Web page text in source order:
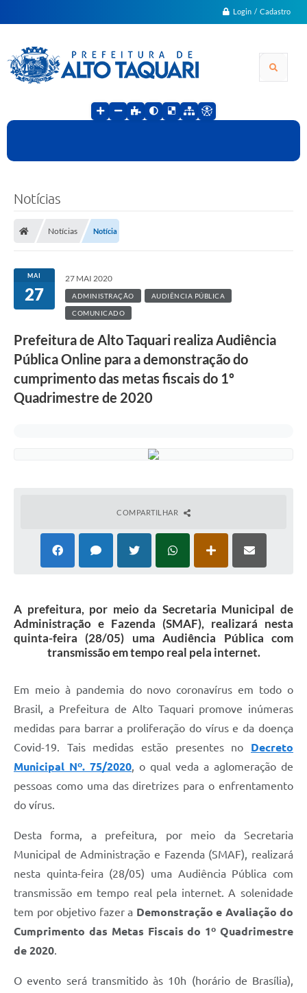
Login / Cadastro
Notícias
Notícias Notícia
MAI
27
27 MAI 2020
ADMINISTRAÇÃO AUDIÊNCIA PÚBLICA
COMUNICADO
Prefeitura de Alto Taquari realiza Audiência
Pública Online para a demonstração do
cumprimento das metas fiscais do 1º
Quadrimestre de 2020
COMPARTILHAR
A prefeitura, por meio da Secretaria Municipal de
Administração e Fazenda (SMAF), realizará nesta
quinta-feira (28/05) uma Audiência Pública com
transmissão em tempo real pela internet.
Em meio à pandemia do novo coronavírus em todo o
Brasil, a Prefeitura de Alto Taquari promove inúmeras
medidas para barrar a proliferação do vírus e da doença
Covid-19. Tais medidas estão presentes no Decreto
Municipal Nº. 75/2020, o qual veda a aglomeração de
pessoas como uma das diretrizes para o enfrentamento
do vírus.
Desta forma, a prefeitura, por meio da Secretaria
Municipal de Administração e Fazenda (SMAF), realizará
nesta quinta-feira (28/05) uma Audiência Pública com
transmissão em tempo real pela internet. A solenidade
tem por objetivo fazer a Demonstração e Avaliação do
Cumprimento das Metas Fiscais do 1º Quadrimestre
de 2020.
O evento será transmitido às 10h (horário de Brasília),